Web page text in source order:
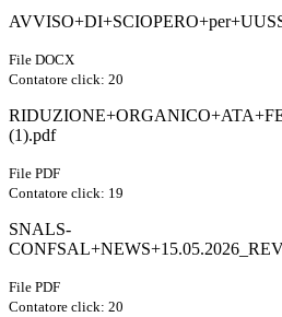
File DOCX
Contatore click: 20
(1).pdf
File PDF
Contatore click: 19
SNALS-
File PDF
Contatore click: 20